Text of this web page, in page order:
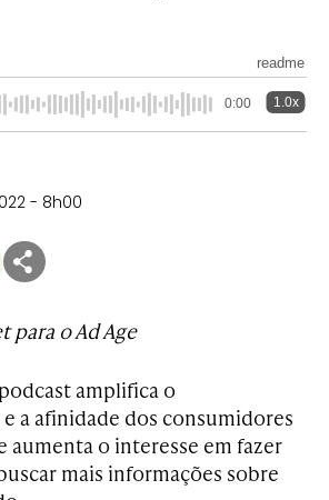
readme
0:00 1.0x
- 8h00
para o Ad Age
amplifica o
a afinidade dos consumidores
aumenta o interesse em fazer
mais informações sobre